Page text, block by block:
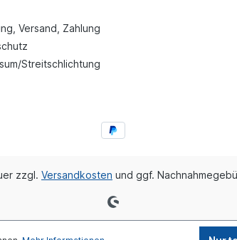
Versand, Zahlung
Streitschlichtung
zzgl. Versandkosten und ggf.